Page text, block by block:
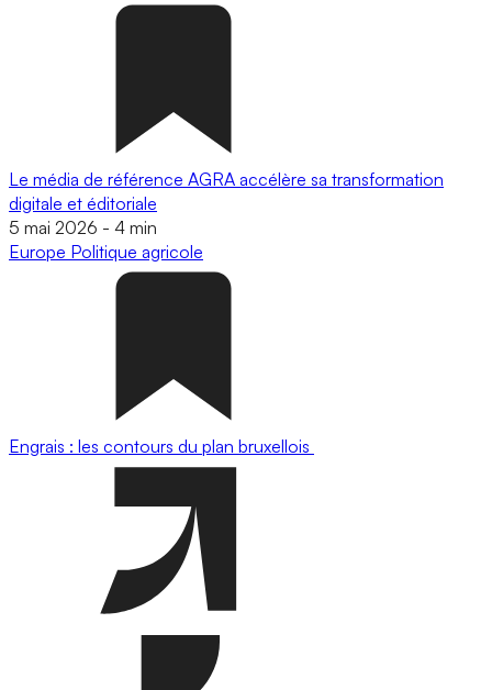
Le média de référence AGRA accélère sa transformation
digitale et éditoriale
5 mai 2026 - 4 min
Europe Politique agricole
Engrais : les contours du plan bruxellois